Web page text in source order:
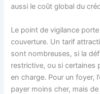
aussi le coût global du
Le point de vigilance
couverture. Un tarif
sont nombreuses, si la
restrictive, ou si certaines
en charge. Pour un foyer,
payer moins cher, mais